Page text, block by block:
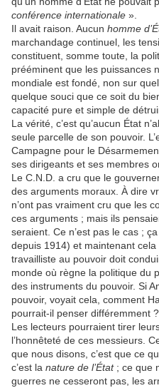
conférence internationale ».
Il avait raison. Aucun homme
marchandage continuel, les
constituent, somme toute, la
prééminent que les puissances
mondiale est fondé, non sur
quelque souci que ce soit du
capacité pure et simple de
La vérité, c’est qu’aucun État
seule parcelle de son pouvoir.
Campagne pour le
ses dirigeants et ses membres
Le C.N.D. a cru que le
des arguments moraux. À dire
n’ont pas vraiment cru que les
ces arguments ; mais ils
seraient. Ce n’est pas le cas ;
depuis 1914) et maintenant
travailliste au pouvoir doit
monde où règne la politique du
des instruments du pouvoir. Si
pouvoir, voyait cela, comment
pourrait-il penser différemment ?
Les lecteurs pourraient tirer
l’honnêteté de ces messieurs.
que nous disons, c’est que ce
c’est la nature de l’État; ce que
guerres ne cesseront pas, les